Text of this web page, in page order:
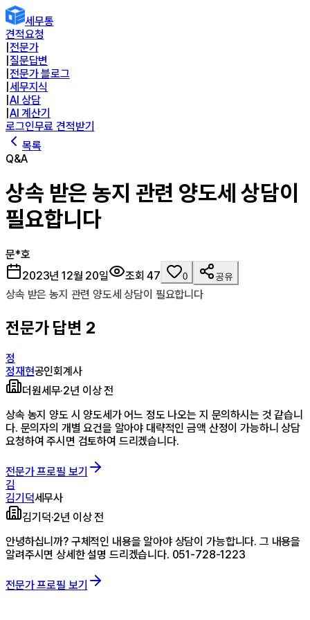
세무통
견적요청
전문가
질문답변
전문가 블로그
세무지식
AI 상담
AI 계산기
로그인무료 견적받기
목록
Q&A
상속 받은 농지 관련 양도세 상담이
필요합니다
문*호
2023년 12월 20일
조회47 0 공유
상속 받은 농지 관련 양도세 상담이 필요합니다
전문가 답변 2
정
정재현공인회계사
더원세무·2년 이상 전
상속 농지 양도 시 양도세가 어느 정도 나오는 지 문의하시는 것 같습니
다. 문의자의 개별 요건을 알아야 대략적인 금액 산정이 가능하니 상담
요청하여 주시면 검토하여 드리겠습니다.
전문가 프로필 보기
김
김기덕세무사
김기덕·2년 이상 전
안녕하십니까? 구체적인 내용을 알아야 상담이 가능합니다. 그 내용을
알려주시면 상세한 설명 드리겠습니다. 051-728-1223
전문가 프로필 보기